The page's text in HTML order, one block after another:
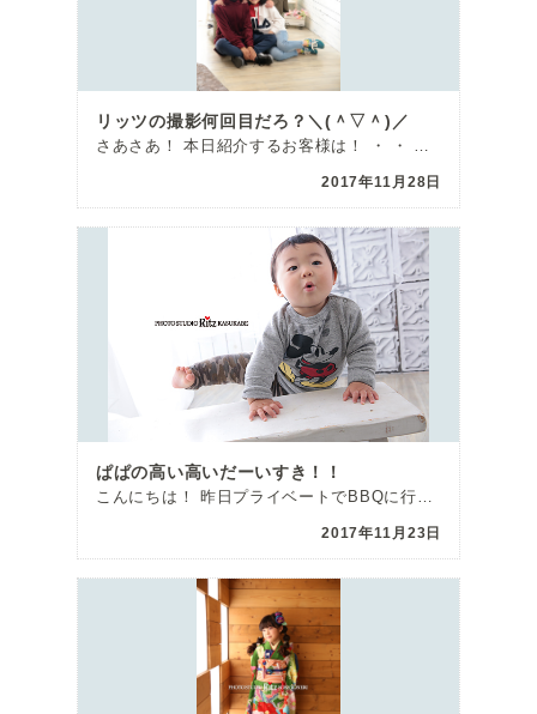
リッツの撮影何回目だろ？＼(＾▽＾)／
さあさあ！ 本日紹介するお客様は！ ・ ・ 毎年2回もリッツでお誕生日のお写真を撮ってくれている仲良 […]
2017年11月28日
ぱぱの高い高いだーいすき！！
こんにちは！ 昨日プライベートでBBQに行ってきたまゆです☀️ 寒かったです…💦 でも3歳の可愛いお […]
2017年11月23日